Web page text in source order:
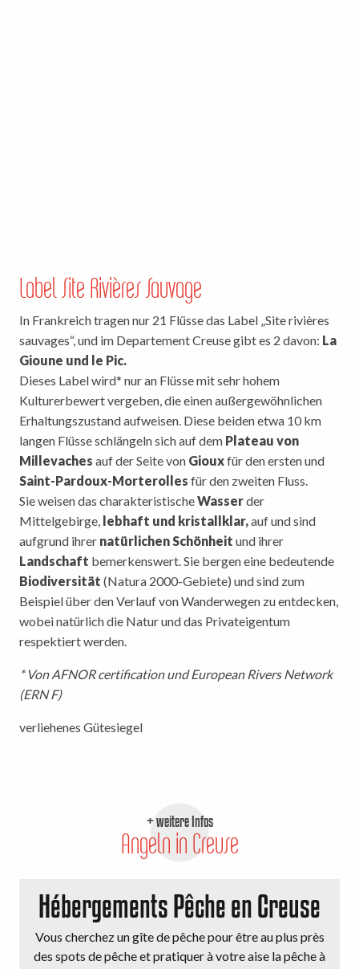
Label Site Rivières Sauvage
In Frankreich tragen nur 21 Flüsse das Label „Site rivières
sauvages“, und im Departement Creuse gibt es 2 davon: La
Gioune und le Pic.
Dieses Label wird* nur an Flüsse mit sehr hohem
Kulturerbewert vergeben, die einen außergewöhnlichen
Erhaltungszustand aufweisen. Diese beiden etwa 10 km
langen Flüsse schlängeln sich auf dem Plateau von
Millevaches auf der Seite von Giouxfür den ersten und
Saint-Pardoux-Morterolles für den zweiten Fluss.
Sie weisen das charakteristischeWasserder
Mittelgebirge, lebhaft und kristallklar,auf und sind
aufgrund ihrer natürlichen Schönheit und ihrer
Landschaft bemerkenswert. Sie bergen eine bedeutende
Biodiversität (Natura 2000-Gebiete) und sind zum
Beispiel über den Verlauf von Wanderwegen zu entdecken,
wobei natürlich die Natur und das Privateigentum
respektiert werden.
* Von AFNOR certification und European Rivers Network
(ERN F)
verliehenes Gütesiegel
+ weitere Infos
Angeln in Creuse
Hébergements Pêche en Creuse
Vous cherchez un gîte de pêche pour être au plus près
des spots de pêche et pratiquer à votre aise la pêche à